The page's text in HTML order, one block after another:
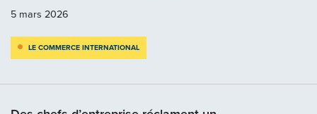
5 mars 2026
LE COMMERCE INTERNATIONAL